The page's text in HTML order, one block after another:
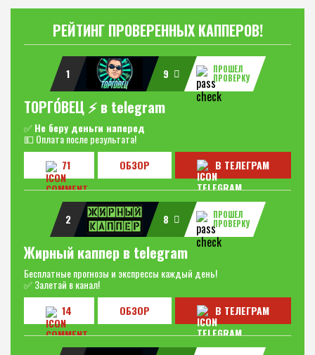
РЕЙТИНГ ПРОВЕРЕННЫХ КАППЕРОВ!
1 9
ПРОШЕЛ
ПРОВЕРКУ
ТОРГО́ВЕЦ ⚡️ в telegram
✅Не беру деньги наперед
💵 Оплата после результата!
71
ОБЗОР В ТЕЛЕГРАМ
2 8
ПРОШЕЛ
ПРОВЕРКУ
Жирный каппер в telegram
Бесплатные прогнозы и экспрессы каждый день!
✅ Залетай в канал!
14
ОБЗОР В ТЕЛЕГРАМ